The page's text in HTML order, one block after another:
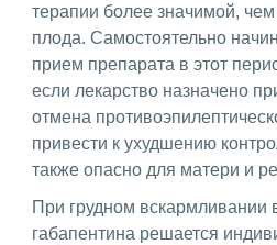
терапии более значимой,
плода. Самостоятельно
прием препарата в этот
если лекарство назначено
отмена
привести к ухудшению
также опасно для матери и
При грудном вскармливании
габапентина решается